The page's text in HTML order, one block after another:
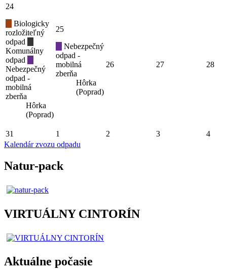
24
Biologicky
rozložiteľný
odpad
Komunálny
odpad
Nebezpečný
odpad -
mobilná
zberňa
Hôrka
(Poprad)
25
Nebezpečný
odpad -
mobilná
zberňa
Hôrka
(Poprad)
26 27 28
31 1 2 3
4
Kalendár zvozu odpadu
Natur-pack
VIRTUÁLNY CINTORÍN
Aktuálne počasie